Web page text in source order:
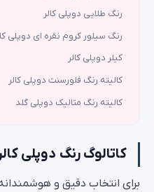
رنگ طلایی دوپلی کالر
رنگ سیلور کروم نقره ای دوپلی
کیلر دوپلی کالر
کالیته رنگ فلورسنت دوپلی کالر
کالیته رنگ متالیک دوپلی گلد
کاتالوگ رنگ دوپلی
برای انتخاب دقیق و